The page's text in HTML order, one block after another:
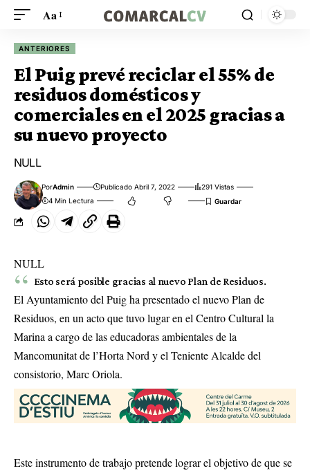
Aa
ANTERIORES
El Puig prevé reciclar el 55% de
residuos domésticos y
comerciales en el 2025 gracias a
su nuevo proyecto
NULL
PorAdmin Publicado Abril 7, 2022
291 Vistas
4 Min Lectura
NULL
Esto será posible gracias al nuevo Plan de Residuos.
El Ayuntamiento del Puig ha presentado el nuevo Plan de
Residuos, en un acto que tuvo lugar en el Centro Cultural la
Marina a cargo de las educadoras ambientales de la
Mancomunitat de l’Horta Nord y el Teniente Alcalde del
consistorio, Marc Oriola.
Este instrumento de trabajo pretende lograr el objetivo de que se